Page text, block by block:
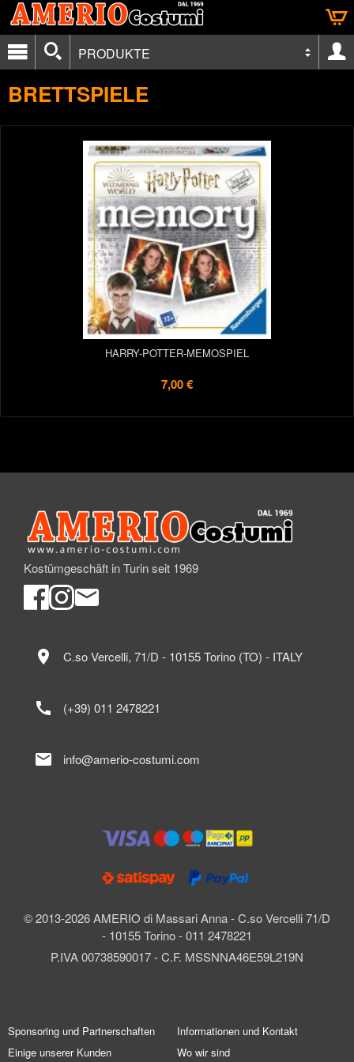
PRODUKTE
BRETTSPIELE
HARRY-POTTER-MEMOSPIEL
7,00 €
Kostümgeschäft in Turin seit 1969
© 2013-2026 AMERIO di Massari Anna - C.so Vercelli 71/D
- 10155 Torino - 011 2478221
P.IVA 00738590017 - C.F. MSSNNA46E59L219N
location_on C.so Vercelli, 71/D - 10155 Torino (TO) - ITALY
call (+39) 011 2478221
mail info@amerio-costumi.com
Sponsoring und Partnerschaften
Einige unserer Kunden
Informationen und Kontakt
Wo wir sind